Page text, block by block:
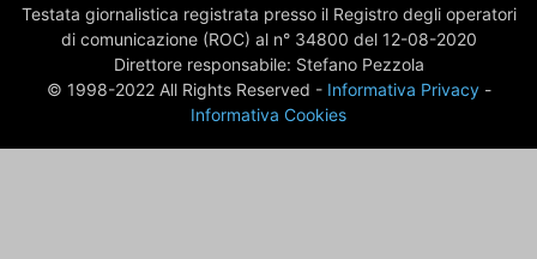
Testata giornalistica registrata presso il Registro degli operatori
di comunicazione (ROC) al n° 34800 del 12-08-2020
Direttore responsabile: Stefano Pezzola
© 1998-2022 All Rights Reserved - Informativa Privacy-
Informativa Cookies